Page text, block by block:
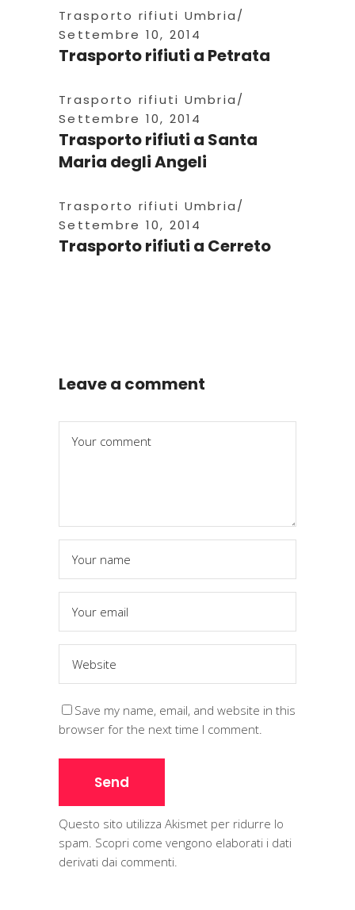
Trasporto rifiuti Umbria
Settembre 10, 2014
Trasporto rifiuti a Petrata
Trasporto rifiuti Umbria
Settembre 10, 2014
Trasporto rifiuti a Santa
Maria degli Angeli
Trasporto rifiuti Umbria
Settembre 10, 2014
Trasporto rifiuti a Cerreto
Leave a comment
Save my name, email, and website in this
browser for the next time I comment.
Questo sito utilizza Akismet per ridurre lo
spam. Scopri come vengono elaborati i dati
derivati dai commenti.